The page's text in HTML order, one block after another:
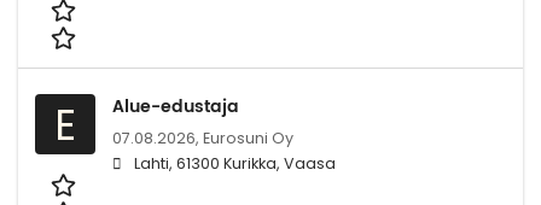
E Alue-edustaja
07.08.2026, Eurosuni Oy
Lahti, 61300 Kurikka, Vaasa